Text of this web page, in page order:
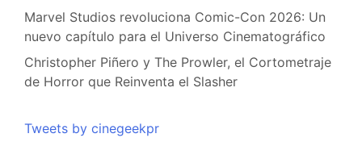
Marvel Studios revoluciona Comic-Con 2026: Un
nuevo capítulo para el Universo Cinematográfico
Christopher Piñero y The Prowler, el Cortometraje
de Horror que Reinventa el Slasher
Tweets by cinegeekpr